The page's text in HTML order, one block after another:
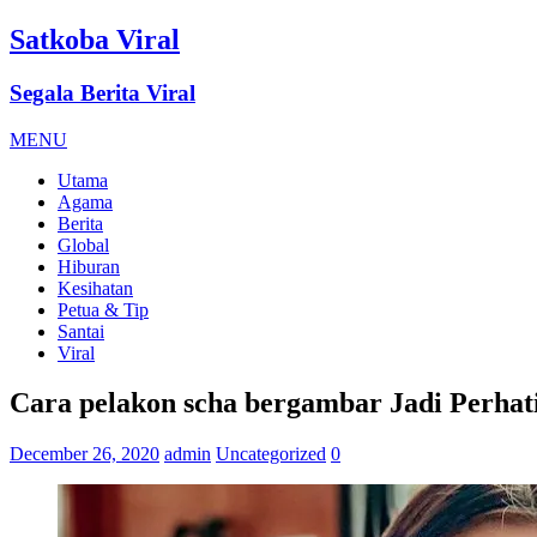
Satkoba Viral
Segala Berita Viral
MENU
Utama
Agama
Berita
Global
Hiburan
Kesihatan
Petua & Tip
Santai
Viral
Cara pelakon scha bergambar Jadi
December 26, 2020 admin Uncategorized 0